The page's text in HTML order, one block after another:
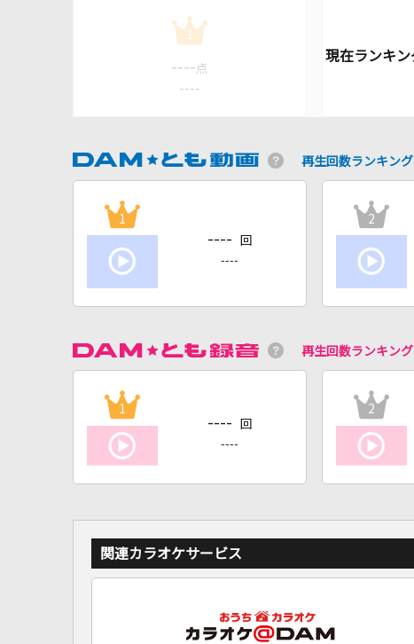
1
---- 点
----
再生回数ランキング
1
---- 回
----
2
再生回数ランキング
1
---- 回
----
2
関連カラオケサービス